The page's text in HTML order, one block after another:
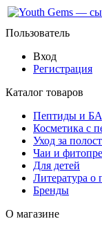
Пользователь
Вход
Регистрация
Каталог товаров
Пептиды и
Косметика с
Уход за
Чаи и
Для детей
Литература о
Бренды
О магазине